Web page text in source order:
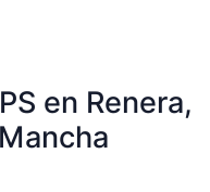
en Renera,